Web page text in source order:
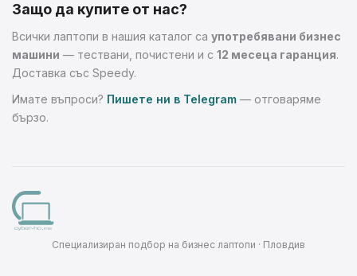
Защо да купите от нас?
Всички лаптопи в нашия каталог са употребявани бизнес
машини — тествани, почистени и с 12 месеца гаранция.
Доставка със Speedy.
Имате въпроси? Пишете ни в Telegram — отговаряме
бързо.
Специализиран подбор на бизнес лаптопи · Пловдив